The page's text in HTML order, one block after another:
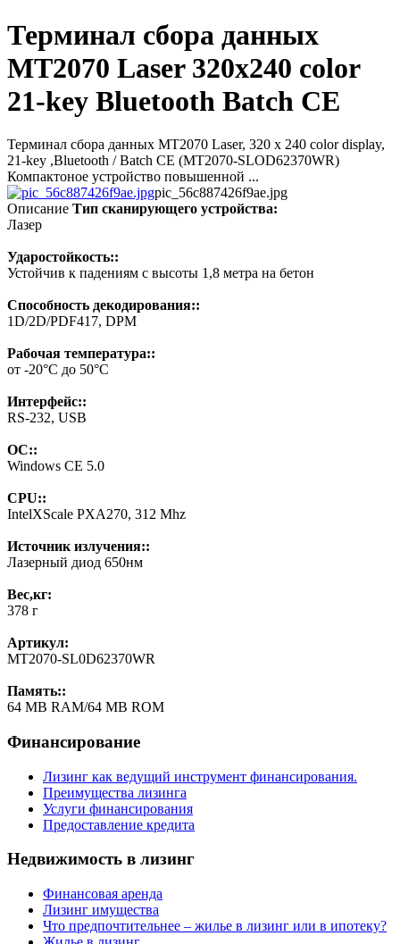
Терминал сбора данных
MT2070 Laser 320x240 color
21-key Bluetooth Batch CE
Терминал сбора данных MT2070 Laser, 320 x 240 color display,
21-key ,Bluetooth / Batch CE (MT2070-SLOD62370WR)
Компактоное устройство повышенной ...
pic_56c887426f9ae.jpg
Описание Тип сканирующего устройства:
Лазер
Ударостойкость::
Устойчив к падениям с высоты 1,8 метра на бетон
Способность декодирования::
1D/2D/PDF417, DPM
Рабочая температура::
от -20°С до 50°С
Интерфейс::
RS-232, USB
ОС::
Windows CE 5.0
CPU::
IntelXScale PXA270, 312 Mhz
Источник излучения::
Лазерный диод 650нм
Вес,кг:
378 г
Артикул:
MT2070-SL0D62370WR
Память::
64 MB RAM/64 MB ROM
Финансирование
Лизинг как ведущий инструмент финансирования.
Преимущества лизинга
Услуги финансирования
Предоставление кредита
Недвижимость в лизинг
Финансовая аренда
Лизинг имущества
Что предпочтительнее – жилье в лизинг или в ипотеку?